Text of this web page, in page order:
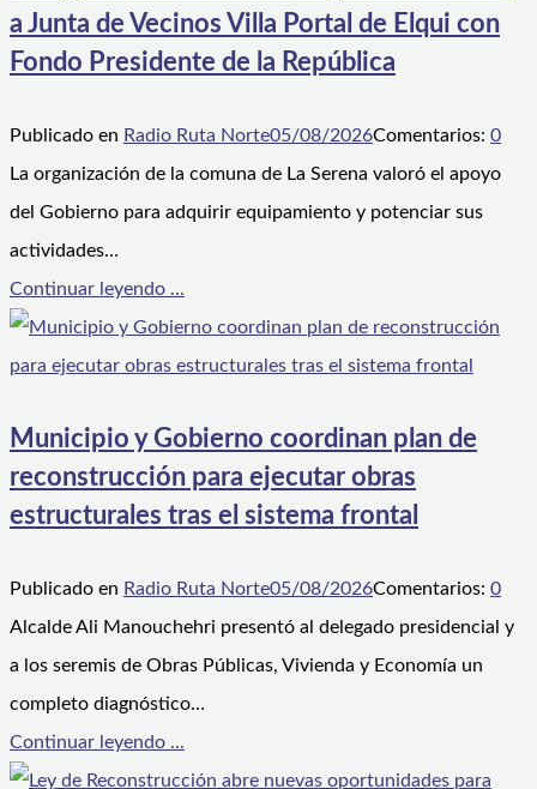
a Junta de Vecinos Villa Portal de Elqui con
Fondo Presidente de la República
Publicado en Radio Ruta Norte05/08/2026Comentarios: 0
La organización de la comuna de La Serena valoró el apoyo
del Gobierno para adquirir equipamiento y potenciar sus
actividades…
Continuar leyendo ...
Municipio y Gobierno coordinan plan de
reconstrucción para ejecutar obras
estructurales tras el sistema frontal
Publicado en Radio Ruta Norte05/08/2026Comentarios: 0
Alcalde Ali Manouchehri presentó al delegado presidencial y
a los seremis de Obras Públicas, Vivienda y Economía un
completo diagnóstico…
Continuar leyendo ...